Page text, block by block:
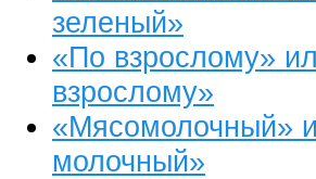
зеленый»
«По взрослому»
взрослому»
«Мясомолочный»
молочный»